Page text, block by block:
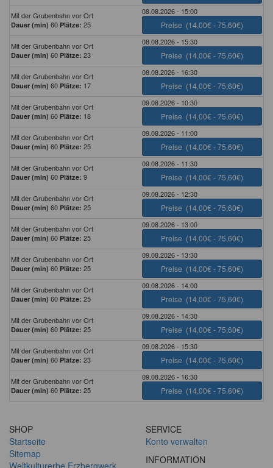
Mit der Grubenbahn vor Ort
Dauer (min) 60 Plätze: 25
08.08.2026 - 15:00
Preise (14,00€ - 75,60€)
Mit der Grubenbahn vor Ort
Dauer (min) 60 Plätze: 23
08.08.2026 - 15:30
Preise (14,00€ - 75,60€)
Mit der Grubenbahn vor Ort
Dauer (min) 60 Plätze: 17
08.08.2026 - 16:30
Preise (14,00€ - 75,60€)
Mit der Grubenbahn vor Ort
Dauer (min) 60 Plätze: 18
09.08.2026 - 10:30
Preise (14,00€ - 75,60€)
Mit der Grubenbahn vor Ort
Dauer (min) 60 Plätze: 25
09.08.2026 - 11:00
Preise (14,00€ - 75,60€)
Mit der Grubenbahn vor Ort
Dauer (min) 60 Plätze: 9
09.08.2026 - 11:30
Preise (14,00€ - 75,60€)
Mit der Grubenbahn vor Ort
Dauer (min) 60 Plätze: 25
09.08.2026 - 12:30
Preise (14,00€ - 75,60€)
Mit der Grubenbahn vor Ort
Dauer (min) 60 Plätze: 25
09.08.2026 - 13:00
Preise (14,00€ - 75,60€)
Mit der Grubenbahn vor Ort
Dauer (min) 60 Plätze: 25
09.08.2026 - 13:30
Preise (14,00€ - 75,60€)
Mit der Grubenbahn vor Ort
Dauer (min) 60 Plätze: 25
09.08.2026 - 14:00
Preise (14,00€ - 75,60€)
Mit der Grubenbahn vor Ort
Dauer (min) 60 Plätze: 25
09.08.2026 - 14:30
Preise (14,00€ - 75,60€)
Mit der Grubenbahn vor Ort
Dauer (min) 60 Plätze: 23
09.08.2026 - 15:30
Preise (14,00€ - 75,60€)
Mit der Grubenbahn vor Ort
Dauer (min) 60 Plätze: 25
09.08.2026 - 16:30
Preise (14,00€ - 75,60€)
SHOP
Startseite
Sitemap
Weltkulturerbe Erzbergwerk
SERVICE
Konto verwalten
INFORMATION